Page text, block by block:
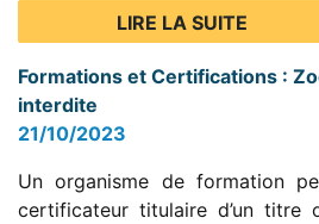
LIRE LA SUITE
Formations et Certifications :
interdite
21/10/2023
Un organisme de formation
certificateur titulaire d’un titre